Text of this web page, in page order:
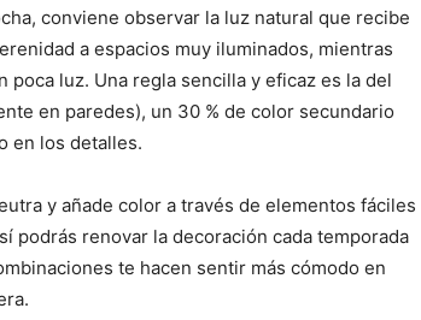
conviene observar la luz natural que recibe
a espacios muy iluminados, mientras
luz. Una regla sencilla y eficaz es la del
en paredes), un 30 % de color secundario
en los detalles.
y añade color a través de elementos fáciles
podrás renovar la decoración cada temporada
te hacen sentir más cómodo en